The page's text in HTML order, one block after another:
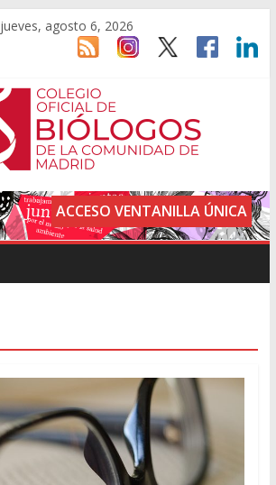
jueves, agosto 6, 2026
ACCESO VENTANILLA ÚNICA